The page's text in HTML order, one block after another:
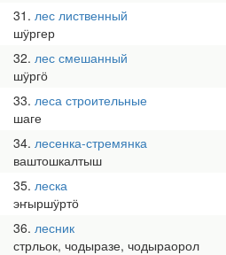
31 лес лиственный
шӱргер
32 лес смешанный
шӱргӧ
33 леса строительные
шаге
34 лесенка-стремянка
ваштошкалтыш
35 леска
эҥыршӱртӧ
36 лесник
стрльок, чодыразе, чодыраорол